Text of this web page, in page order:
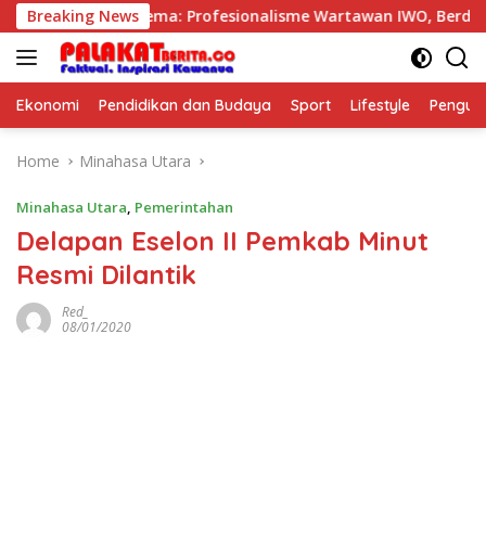
Skip
to
content
Breaking News
Tema: Profesionalisme Wartawan IWO, Berdampak
Ekonomi Pendidikan dan Budaya Sport Lifestyle
Home Minahasa Utara
Minahasa Utara, Pemerintahan
Delapan Eselon II Pemkab Minut
Resmi Dilantik
Red_
08/01/2020